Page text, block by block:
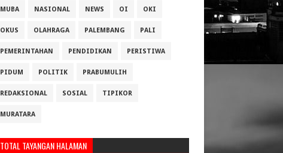
MUBA NASIONAL NEWS OI OKI
OKUS OLAHRAGA PALEMBANG PALI
PEMERINTAHAN PENDIDIKAN PERISTIWA
PIDUM POLITIK PRABUMULIH
REDAKSIONAL SOSIAL TIPIKOR
MURATARA
TOTAL TAYANGAN HALAMAN